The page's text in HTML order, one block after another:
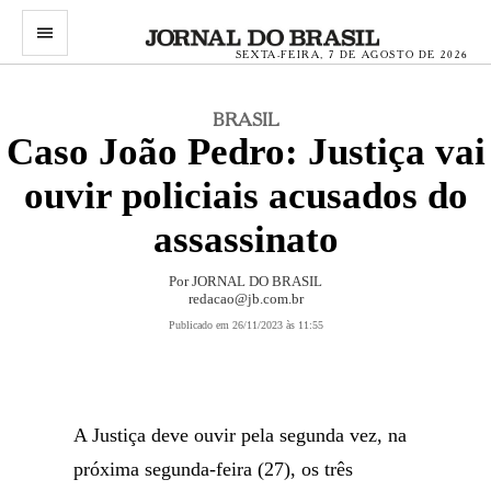
menu
SEXTA-FEIRA, 7 DE AGOSTO DE 2026
BRASIL
Caso João Pedro: Justiça vai
ouvir policiais acusados do
assassinato
Por JORNAL DO BRASIL
redacao@jb.com.br
Publicado em 26/11/2023 às 11:55
A Justiça deve ouvir pela segunda vez, na
próxima segunda-feira (27), os três